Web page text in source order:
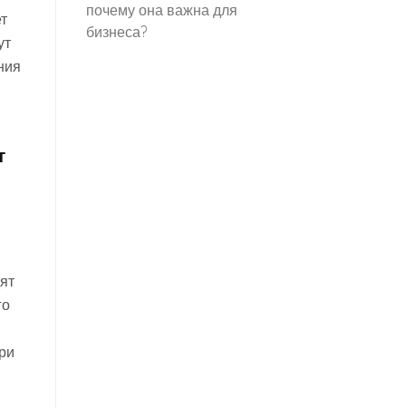
почему она важна для
бизнеса?